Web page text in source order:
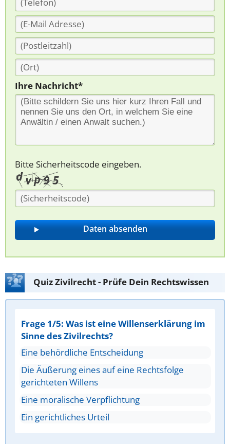
Ihre Nachricht*
Bitte Sicherheitscode eingeben.
Quiz Zivilrecht - Prüfe Dein Rechtswissen
Frage 1/5: Was ist eine Willenserklärung im
Sinne des Zivilrechts?
Eine behördliche Entscheidung
Die Äußerung eines auf eine Rechtsfolge
gerichteten Willens
Eine moralische Verpflichtung
Ein gerichtliches Urteil